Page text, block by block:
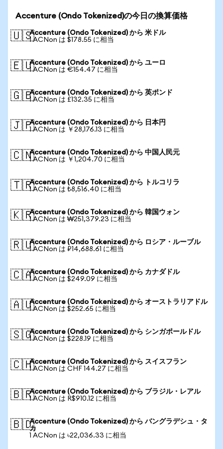
Accenture (Ondo Tokenized)の今日の換算価格
🇺🇸Accenture (Ondo Tokenized) から 米ドル
1 ACNon は $178.55 に相当
🇪🇺Accenture (Ondo Tokenized) から ユーロ
1 ACNon は €154.47 に相当
🇬🇧Accenture (Ondo Tokenized) から 英ポンド
1 ACNon は £132.35 に相当
🇯🇵Accenture (Ondo Tokenized) から 日本円
1 ACNon は ￥28,176.13 に相当
🇨🇳Accenture (Ondo Tokenized) から 中国人民元
1 ACNon は ￥1,204.70 に相当
🇹🇷Accenture (Ondo Tokenized) から トルコリラ
1 ACNon は ₺8,516.40 に相当
🇰🇷Accenture (Ondo Tokenized) から 韓国ウォン
1 ACNon は ₩251,379.23 に相当
🇷🇺Accenture (Ondo Tokenized) から ロシア・ルーブル
1 ACNon は ₽14,688.61 に相当
🇨🇦Accenture (Ondo Tokenized) から カナダドル
1 ACNon は $249.09 に相当
🇦🇺Accenture (Ondo Tokenized) から オーストラリアドル
1 ACNon は $252.65 に相当
🇸🇬Accenture (Ondo Tokenized) から シンガポールドル
1 ACNon は $228.19 に相当
🇨🇭Accenture (Ondo Tokenized) から スイスフラン
1 ACNon は CHF 144.27 に相当
🇧🇷Accenture (Ondo Tokenized) から ブラジル・レアル
1 ACNon は R$910.12 に相当
🇧🇩Accenture (Ondo Tokenized) から バングラデシュ・タ
カ
1 ACNon は ৳22,036.33 に相当